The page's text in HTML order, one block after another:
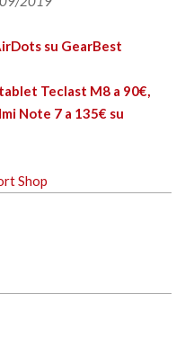
su GearBest
Teclast M8 a 90€,
Note 7 a 135€ su